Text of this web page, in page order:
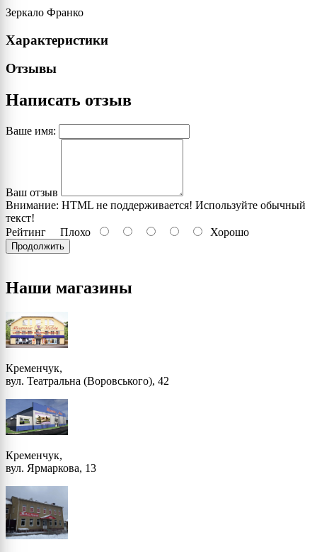
Зеркало Франко
Характеристики
Отзывы
Написать отзыв
Ваше имя:
Ваш отзыв
Внимание: HTML не поддерживается! Используйте обычный
текст!
Рейтинг Плохо Хорошо
Продолжить
Наши магазины
Кременчук,
вул. Театральна (Воровського), 42
Кременчук,
вул. Ярмаркова, 13